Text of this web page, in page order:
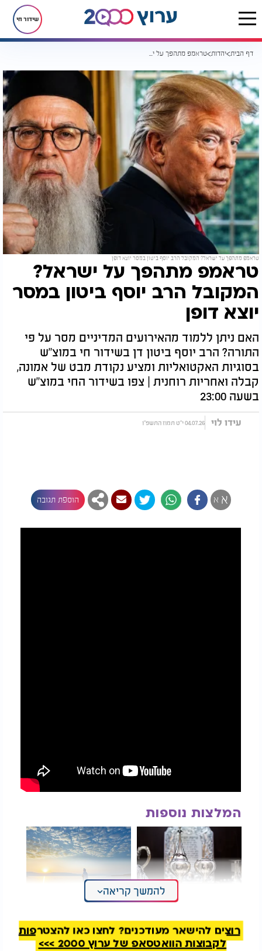
שידור חי
דף הבית יהדות טראמפ מתהפך על ישראל? המקובל הרב יוסף ביטון במסר יוצא דופן
טראמפ מתהפך על ישראל? המקובל הרב יוסף ביטון במסר יוצא דופן
טראמפ מתהפך על ישראל?
המקובל הרב יוסף ביטון במסר
יוצא דופן
האם ניתן ללמוד מהאירועים המדיניים מסר על פי
התורה? הרב יוסף ביטון דן בשידור חי במוצ"ש
בסוגיות האקטואליות ומציע נקודת מבט של אמונה,
קבלה ואחריות רוחנית | צפו בשידור החי במוצ"ש
בשעה 23:00
עידו לוי 04.07.26 י"ט תמוז התשפ"ו
א א הוספת תגובה
המלצות נוספות
הציפורניים בהבדלה?
תקווה רגע לפני
שהישועה מגיעה? המסר
המחזק של חז"ל
להמשך קריאה
רוצים להישאר מעודכנים? לחצו כאן להצטרפות
לקבוצות הוואטסאפ של ערוץ 2000 >>>